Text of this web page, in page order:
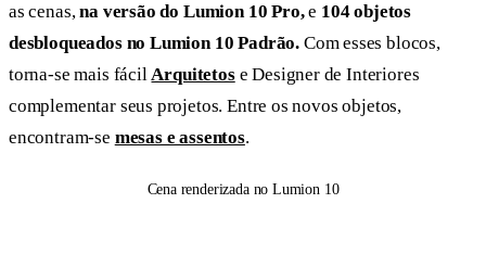
as cenas,na versão do Lumion 10 Pro,e 104 objetos
desbloqueados no Lumion 10 Padrão. Com esses blocos,
torna-se mais fácilArquitetose Designer de Interiores
complementar seus projetos. Entre os novos objetos,
encontram-se mesas e assentos.
Cena renderizada no Lumion 10